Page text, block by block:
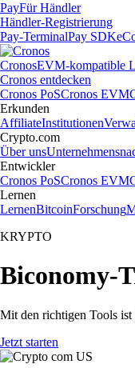
PayFür Händler
Händler-Registrierung
Pay-TerminalPay SDK
CronosEVM-kompatible
Cronos entdecken
Cronos PoSCronos EVM
Erkunden
AffiliateInstitutionen
Crypto.com
Über uns
Entwickler
Cronos PoSCronos EVM
Lernen
LernenBitcoinForschung
KRYPTO
Biconomy-
Mit den richtigen Tools
Jetzt starten